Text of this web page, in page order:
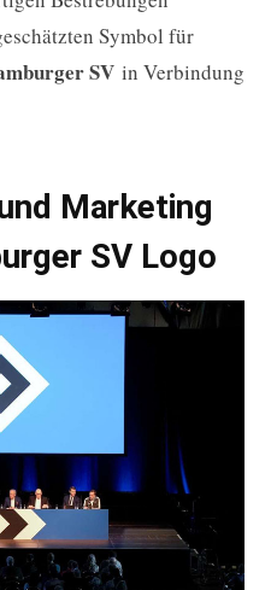
Symbol für
SV in Verbindung
Marketing
SV Logo